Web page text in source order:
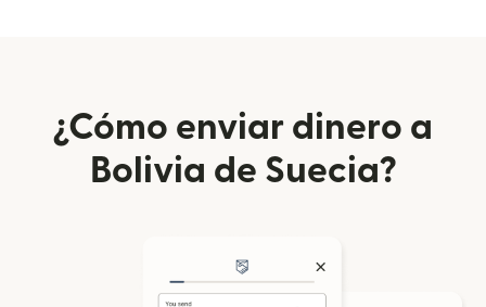
¿Cómo enviar dinero a
Bolivia de Suecia?